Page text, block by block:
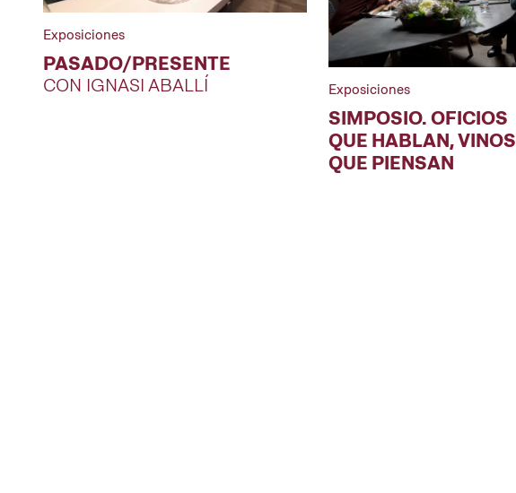
Exposiciones
PASADO/PRESENTE
CON IGNASI ABALLÍ Exposiciones
SIMPOSIO. OFICIOS
QUE HABLAN, VINOS
QUE PIENSAN